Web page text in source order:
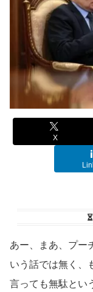
X
あー、まあ、プー
いう話では無く、
言っても無駄とい